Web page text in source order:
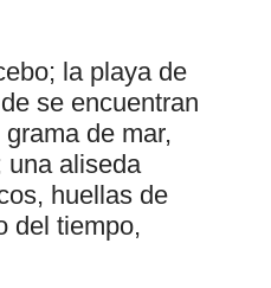
la playa de
se encuentran
de mar,
una aliseda
huellas de
del tiempo,